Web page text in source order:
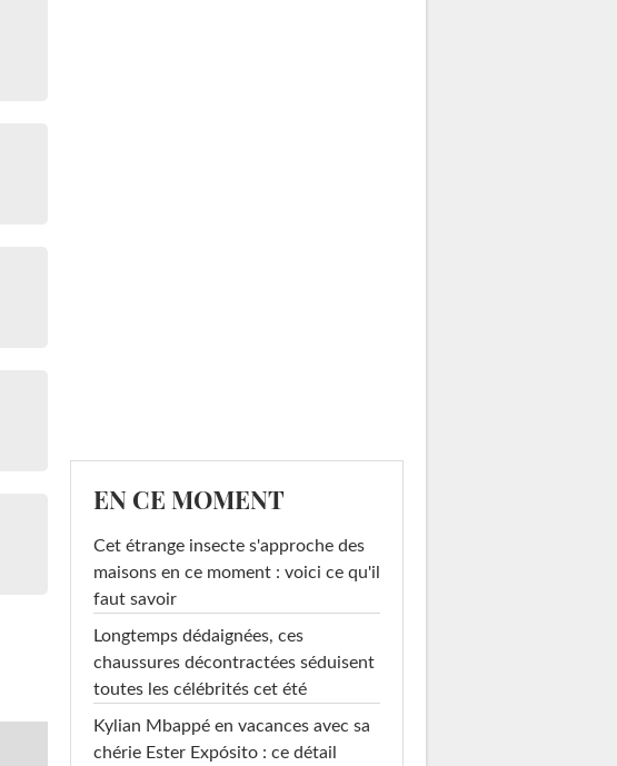
EN CE MOMENT
Cet étrange insecte s'approche des
maisons en ce moment : voici ce qu'il
faut savoir
Longtemps dédaignées, ces
chaussures décontractées séduisent
toutes les célébrités cet été
Kylian Mbappé en vacances avec sa
chérie Ester Expósito : ce détail